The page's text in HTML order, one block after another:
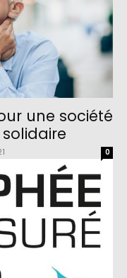
une société
0